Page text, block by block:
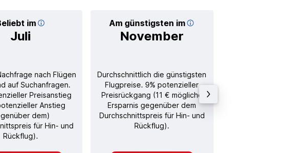
im
Juli
Am günstigsten im
November
nach Flügen
auf Suchanfragen.
Preisanstieg
Anstieg
dem)
für Hin- und
Rückflug).
Durchschnittlich die günstigsten
Flugpreise. 9% potenzieller
Preisrückgang (11 € mögliche
Ersparnis gegenüber dem
Durchschnittspreis für Hin- und
Rückflug).